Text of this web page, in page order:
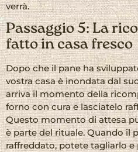
verrà.
Passaggio 5: La
fatto in casa fresco
Dopo che il pane ha
vostra casa è inondata dal
arriva il momento della
forno con cura e lasciatelo
Questo momento di attesa
è parte del rituale. Quando il
raffreddato, potete tagliarlo